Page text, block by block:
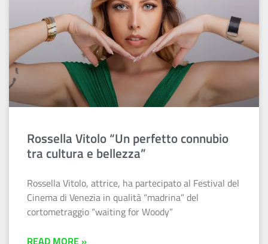
Rossella Vitolo “Un perfetto connubio
tra cultura e bellezza”
Rossella Vitolo, attrice, ha partecipato al Festival del
Cinema di Venezia in qualità “madrina” del
cortometraggio “waiting for Woody”